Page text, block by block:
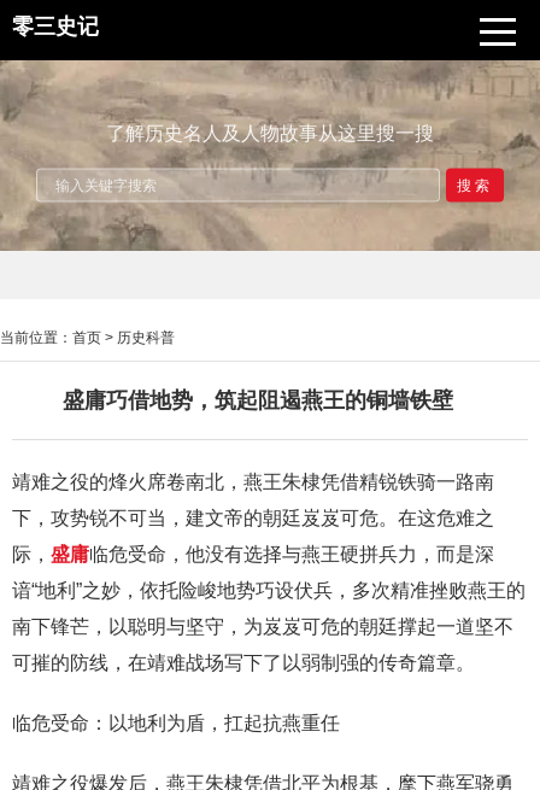
零三史记
了解历史名人及人物故事从这里搜一搜
搜索
当前位置： 首页 > 历史科普
盛庸巧借地势，筑起阻遏燕王的铜墙铁壁
靖难之役的烽火席卷南北，燕王朱棣凭借精锐铁骑一路南
下，攻势锐不可当，建文帝的朝廷岌岌可危。在这危难之
际， 盛庸临危受命，他没有选择与燕王硬拼兵力，而是深
谙“地利”之妙，依托险峻地势巧设伏兵，多次精准挫败燕王的
南下锋芒，以聪明与坚守，为岌岌可危的朝廷撑起一道坚不
可摧的防线，在靖难战场写下了以弱制强的传奇篇章。
临危受命：以地利为盾，扛起抗燕重任
靖难之役爆发后，燕王朱棣凭借北平为根基，麾下燕军骁勇